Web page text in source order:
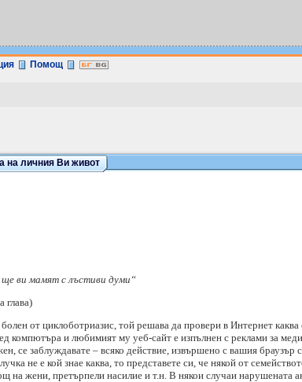
Помощ
на личния Ви живот
ви мамят с лъстиви думи“
глава)
от циклоботриазис, той решава да провери в Интернет каква
компютъра и любимият му уеб-сайт е изпълнен с реклами за
се заблуждавате – всяко действие, извършено с вашия браузър
не е кой знае каква, то представете си, че някой от
на жени, претърпели насилие и т.н. В някои случаи нарушената